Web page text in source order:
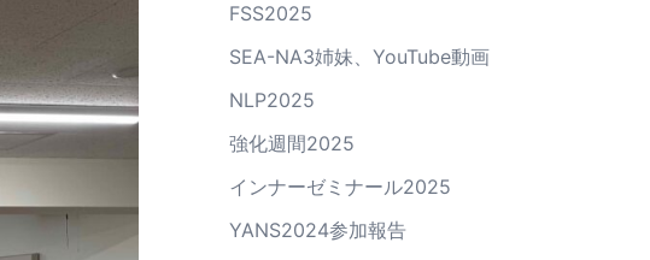
FSS2025
SEA-NA3姉妹、YouTube動画
NLP2025
強化週間2025
インナーゼミナール2025
YANS2024参加報告